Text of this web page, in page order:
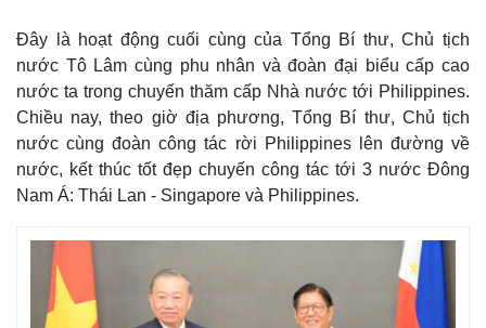
Đây là hoạt động cuối cùng của Tổng Bí thư, Chủ tịch
nước Tô Lâm cùng phu nhân và đoàn đại biểu cấp cao
nước ta trong chuyến thăm cấp Nhà nước tới Philippines.
Chiều nay, theo giờ địa phương, Tổng Bí thư, Chủ tịch
nước cùng đoàn công tác rời Philippines lên đường về
nước, kết thúc tốt đẹp chuyến công tác tới 3 nước Đông
Nam Á: Thái Lan - Singapore và Philippines.